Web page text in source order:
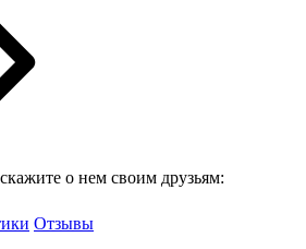
о нем своим друзьям:
Отзывы